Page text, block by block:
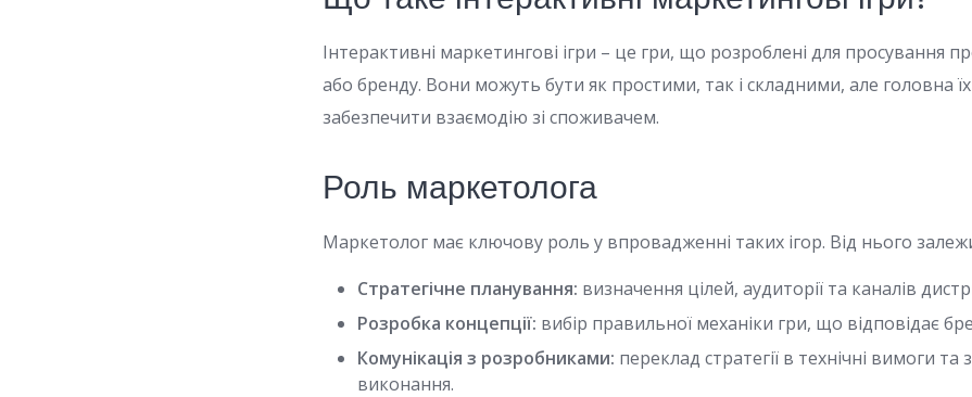
Інтерактивні маркетингові ігри – це гри, що розроблені для просування
або бренду. Вони можуть бути як простими, так і складними, але головна
забезпечити взаємодію зі споживачем.
Роль маркетолога
Маркетолог має ключову роль у впровадженні таких ігор. Від нього
Стратегічне планування: визначення цілей, аудиторії та каналів
Розробка концепції: вибір правильної механіки гри, що відповідає
Комунікація з розробниками: переклад стратегії в технічні вимоги та
виконання.